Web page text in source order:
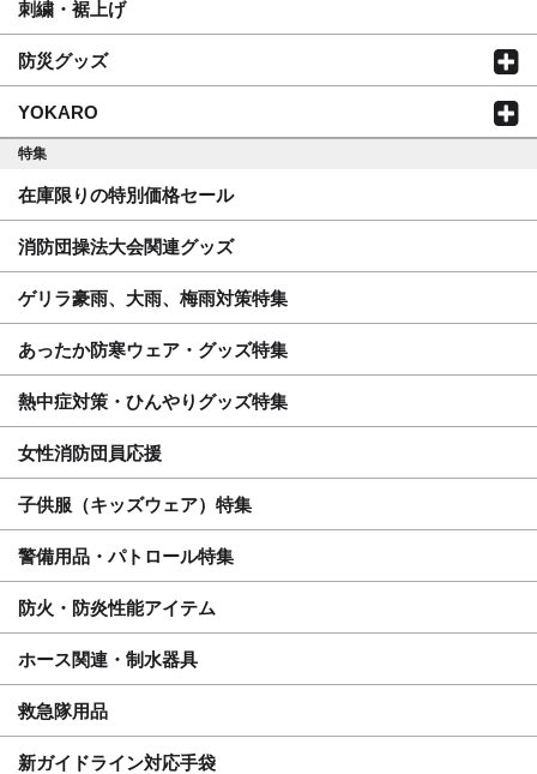
刺繍・裾上げ
防災グッズ
YOKARO
特集
在庫限りの特別価格セール
消防団操法大会関連グッズ
ゲリラ豪雨、大雨、梅雨対策特集
あったか防寒ウェア・グッズ特集
熱中症対策・ひんやりグッズ特集
女性消防団員応援
子供服（キッズウェア）特集
警備用品・パトロール特集
防火・防炎性能アイテム
ホース関連・制水器具
救急隊用品
新ガイドライン対応手袋